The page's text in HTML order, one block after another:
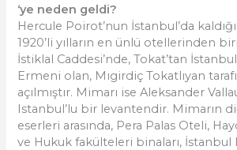
‘ye neden geldi?
Hercule Poirot’nun İstanbul’da
1920’li yılların en ünlü otellerinden
İstiklal Caddesi’nde, Tokat’tan
Ermeni olan, Mıgirdiç Tokatlıyan
açılmıştır. Mimarı ise Aleksander
Istanbul’lu bir levantendir. Mimarın
eserleri arasında, Pera Palas Oteli,
ve Hukuk fakülteleri binaları, İstanbul